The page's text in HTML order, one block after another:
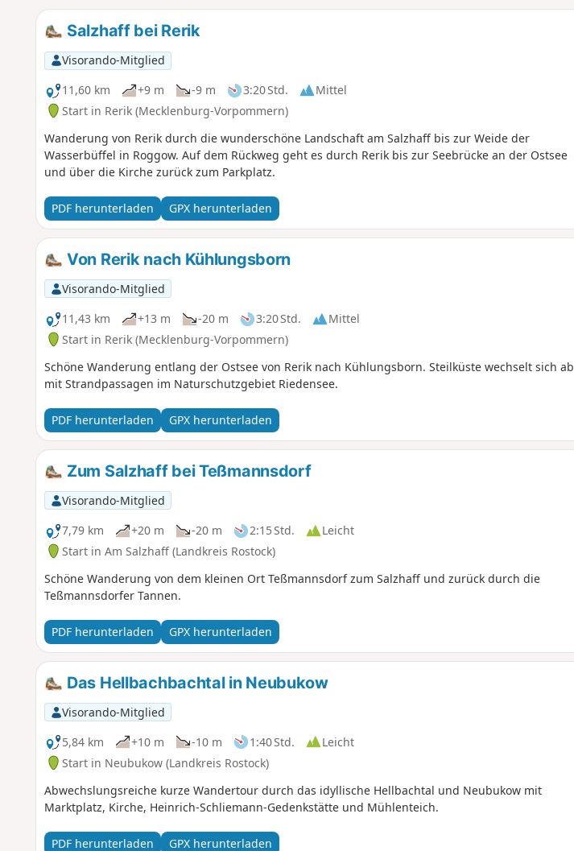
Salzhaff bei Rerik
Visorando-Mitglied
11,60 km
+9 m -9 m 3:20 Std.
Mittel
Start in Rerik (Mecklenburg-Vorpommern)
Wanderung von Rerik durch die wunderschöne Landschaft am Salzhaff bis zur Weide der
Wasserbüffel in Roggow. Auf dem Rückweg geht es durch Rerik bis zur Seebrücke an der Ostsee
und über die Kirche zurück zum Parkplatz.
PDF herunterladen GPX herunterladen
Von Rerik nach Kühlungsborn
Visorando-Mitglied
11,43 km
+13 m -20 m 3:20 Std.
Mittel
Start in Rerik (Mecklenburg-Vorpommern)
Schöne Wanderung entlang der Ostsee von Rerik nach Kühlungsborn. Steilküste wechselt sich ab
mit Strandpassagen im Naturschutzgebiet Riedensee.
PDF herunterladen GPX herunterladen
Zum Salzhaff bei Teßmannsdorf
Visorando-Mitglied
7,79 km
+20 m -20 m 2:15 Std.
Leicht
Start in Am Salzhaff (Landkreis Rostock)
Schöne Wanderung von dem kleinen Ort Teßmannsdorf zum Salzhaff und zurück durch die
Teßmannsdorfer Tannen.
PDF herunterladen GPX herunterladen
Das Hellbachbachtal in Neubukow
Visorando-Mitglied
5,84 km
+10 m -10 m 1:40 Std.
Leicht
Start in Neubukow (Landkreis Rostock)
Abwechslungsreiche kurze Wandertour durch das idyllische Hellbachtal und Neubukow mit
Marktplatz, Kirche, Heinrich-Schliemann-Gedenkstätte und Mühlenteich.
PDF herunterladen GPX herunterladen